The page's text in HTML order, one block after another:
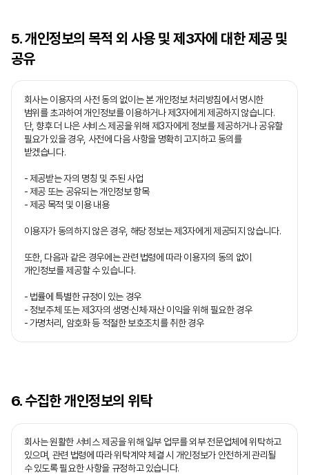
5. 개인정보의 목적 외 사용 및 제3자에 대한 제공 및
공유
회사는 이용자의 사전 동의 없이는 본 개인정보 처리방침에서 명시한
범위를 초과하여 개인정보를 이용하거나 제3자에게 제공하지 않습니다.
단, 향후 더 나은 서비스 제공을 위해 제3자에게 정보를 제공하거나 공유할
필요가 있을 경우, 사전에 다음 사항을 명확히 고지하고 동의를
받겠습니다.
- 제공받는 자의 명칭 및 주된 사업
- 제공 또는 공유되는 개인정보 항목
- 제공 목적 및 이용 내용
이용자가 동의하지 않은 경우, 해당 정보는 제3자에게 제공되지 않습니다.
또한, 다음과 같은 경우에는 관련 법령에 따라 이용자의 동의 없이
개인정보를 제공할 수 있습니다.
- 법률에 특별한 규정이 있는 경우
- 정보주체 또는 제3자의 생명·신체·재산 이익을 위해 필요한 경우
- 가명처리, 암호화 등 적절한 보호조치를 취한 경우
6. 수집한 개인정보의 위탁
회사는 원활한 서비스 제공을 위해 일부 업무를 외부 전문업체에 위탁하고
있으며, 관련 법령에 따라 위탁계약 체결 시 개인정보가 안전하게 관리될
수 있도록 필요한 사항을 규정하고 있습니다.